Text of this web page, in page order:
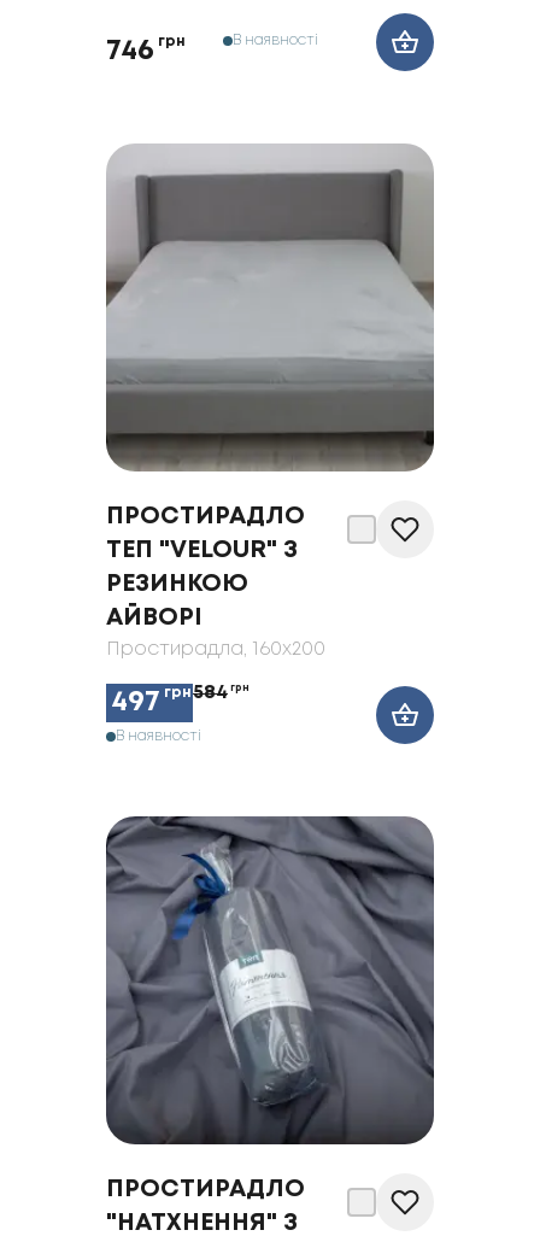
746 грн В наявності
ПРОСТИРАДЛО
ТЕП "VELOUR" З
РЕЗИНКОЮ
АЙВОРІ
Простирадла, 160x200
497 грн584 грн
В наявності
ПРОСТИРАДЛО
"НАТХНЕННЯ" З